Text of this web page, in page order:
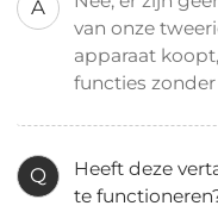
A
van onze
apparaat
functies
Q
Heeft deze
te